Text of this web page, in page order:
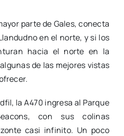
parte de Gales, conecta
en el norte, y si los
hacia el norte en la
de las mejores vistas
la A470 ingresa al Parque
con sus colinas
casi infinito. Un poco